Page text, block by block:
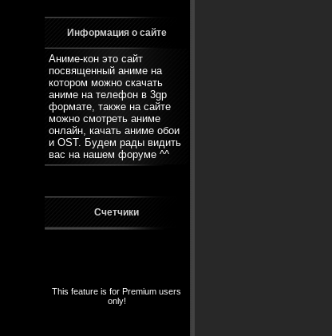
Информация о сайте
Аниме-кон это сайт
посвященный аниме на
котором можно скачать
аниме на телефон в 3gp
формате, также на сайте
можно смотреть аниме
онлайн, качать аниме обои
и OST. Будем рады видить
вас на нашем форуме ^^
Счетчики
This feature is for Premium users
only!